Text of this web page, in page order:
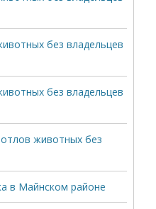
без владельцев
без владельцев
животных без
в Майнском районе